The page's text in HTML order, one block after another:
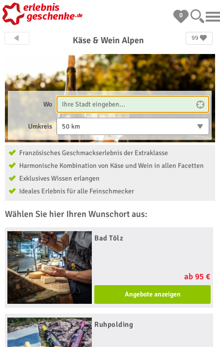
0
99
Käse & Wein Alpen
Wo
Umkreis 50 km
Französisches Geschmackserlebnis der Extraklasse
Harmonische Kombination von Käse und Wein in allen Facetten
Exklusives Wissen erlangen
Ideales Erlebnis für alle Feinschmecker
Wählen Sie hier Ihren Wunschort aus:
Bad Tölz
ab 95 €
Angebote anzeigen
Ruhpolding